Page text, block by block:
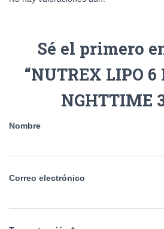
Sé el primero
“NUTREX LIPO 6
NGHTTIME
Nombre
Correo electrónico